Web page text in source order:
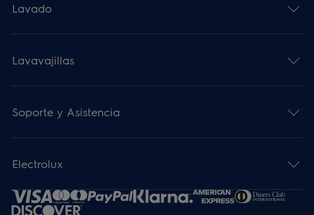
Lavado
Lavavajillas
Soporte y Asistencia
Electrolux